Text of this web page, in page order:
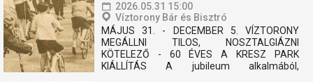
2026.05.31 15:00
Víztorony Bár és Bisztró
MÁJUS 31. - DECEMBER 5. VÍZTORONY
MEGÁLLNI TILOS, NOSZTALGIÁZNI
KÖTELEZŐ - 60 ÉVES A KRESZ PARK
KIÁLLÍTÁS A jubileum alkalmából,